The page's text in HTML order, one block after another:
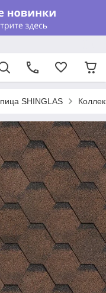
SHINGLAS